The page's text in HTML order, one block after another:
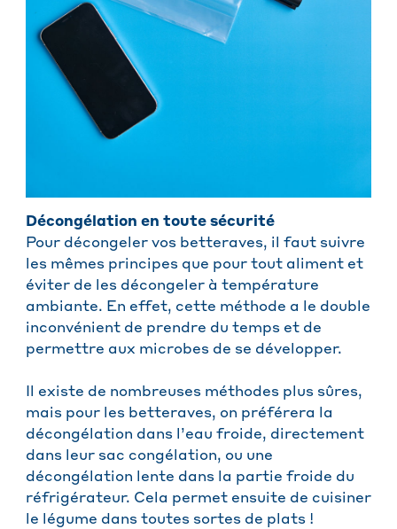
Décongélation en toute sécurité
Pour décongeler vos betteraves, il faut suivre
les mêmes principes que pour tout aliment et
éviter de les décongeler à température
ambiante. En effet, cette méthode a le double
inconvénient de prendre du temps et de
permettre aux microbes de se développer.
Il existe de nombreuses méthodes plus sûres,
mais pour les betteraves, on préférera la
décongélation dans l’eau froide, directement
dans leur sac congélation, ou une
décongélation lente dans la partie froide du
réfrigérateur. Cela permet ensuite de cuisiner
le légume dans toutes sortes de plats !